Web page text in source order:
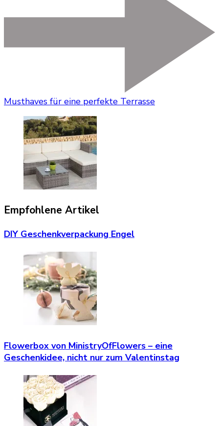
Musthaves für eine perfekte Terrasse
Empfohlene Artikel
DIY Geschenkverpackung Engel
Flowerbox von MinistryOfFlowers – eine
Geschenkidee, nicht nur zum Valentinstag